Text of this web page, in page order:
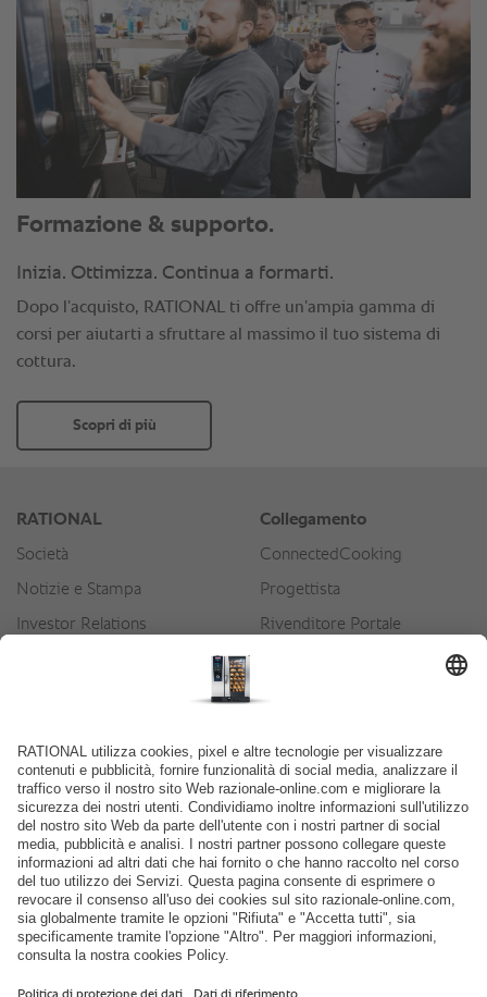
Formazione & supporto.
Inizia. Ottimizza. Continua a formarti.
Dopo l’acquisto, RATIONAL ti offre un’ampia gamma di
corsi per aiutarti a sfruttare al massimo il tuo sistema di
cottura.
Scopri di più